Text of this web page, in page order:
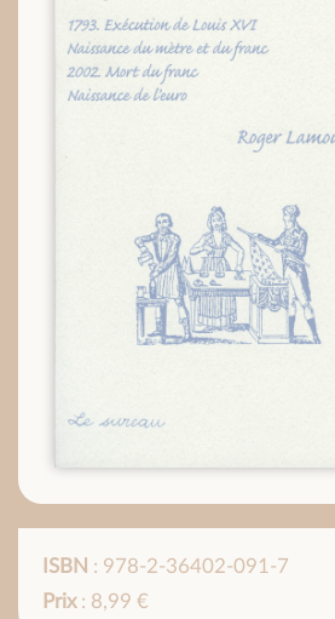
ISBN : 978-2-36402-091-7
Prix: 8,99 €